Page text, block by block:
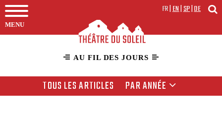
MENU
FR|EN|SP|DE
AU FIL DES JOURS
TOUS LES ARTICLES PAR ANNÉE